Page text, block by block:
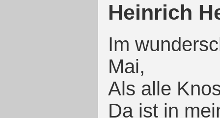
Heinrich
Im
Mai,
Als alle
Da ist in